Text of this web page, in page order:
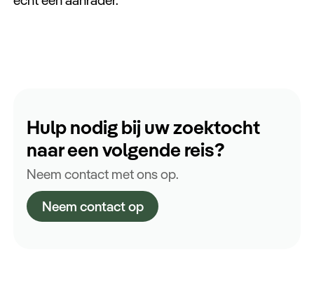
Hulp nodig bij uw zoektocht
naar een volgende reis?
Neem contact met ons op.
Neem contact op